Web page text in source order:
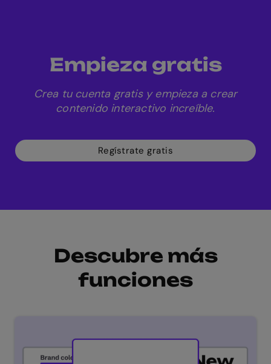
Empieza gratis
Crea tu cuenta gratis y empieza a crear
contenido interactivo increíble.
Regístrate gratis
Descubre más
funciones